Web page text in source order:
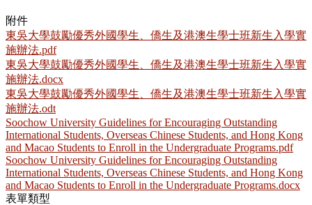
附件
東吳大學鼓勵優秀外國學生、僑生及港澳生學士班新生入學實
施辦法.pdf
東吳大學鼓勵優秀外國學生、僑生及港澳生學士班新生入學實
施辦法.docx
東吳大學鼓勵優秀外國學生、僑生及港澳生學士班新生入學實
施辦法.odt
Soochow University Guidelines for Encouraging Outstanding
International Students, Overseas Chinese Students, and Hong Kong
and Macao Students to Enroll in the Undergraduate Programs.pdf
Soochow University Guidelines for Encouraging Outstanding
International Students, Overseas Chinese Students, and Hong Kong
and Macao Students to Enroll in the Undergraduate Programs.docx
表單類型